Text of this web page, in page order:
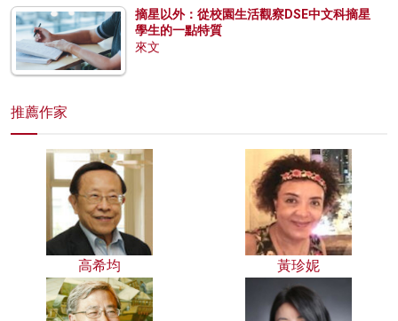
摘星以外：從校園生活觀察DSE中文科摘星
學生的一點特質
來文
推薦作家
高希均 黃珍妮